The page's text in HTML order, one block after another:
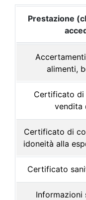
Prestazione
alimenti,
Certificato di
vendita
Certificato di
idoneità alla
Certificato